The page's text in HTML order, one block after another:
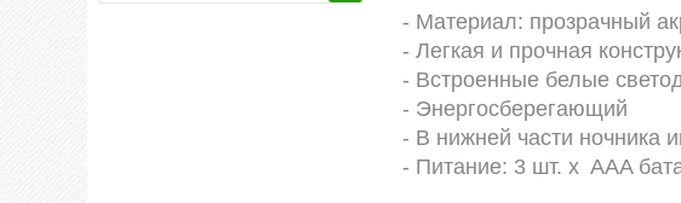
- Материал: прозрачный
- Легкая и прочная
- Встроенные белые
- Энергосберегающий
- В нижней части ночника
- Питание: 3 шт. x AAA